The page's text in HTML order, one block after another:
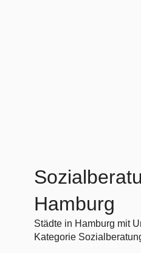
Hamburg
Städte in Hamburg mit
Kategorie